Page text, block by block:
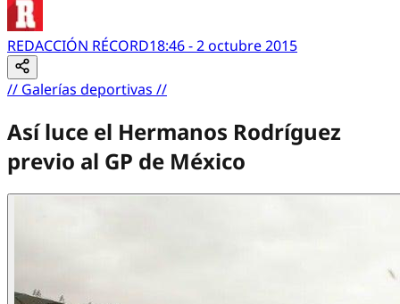
REDACCIÓN RÉCORD18:46 - 2 octubre 2015
// Galerías deportivas //
Así luce el Hermanos Rodríguez
previo al GP de México